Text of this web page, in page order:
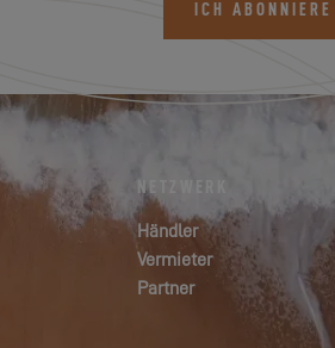
ICH
NETZWERK
Händler
Vermieter
Partner